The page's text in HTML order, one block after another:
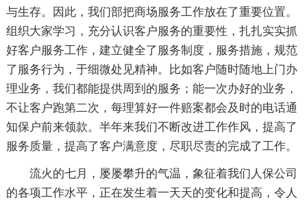
与生存。因此，我们部把商场服务工作放在了重要位置。
组织大家学习，充分认识客户服务的重要性，扎扎实实抓
好客户服务工作，建立健全了服务制度，服务措施，规范
了服务行为，于细微处见精神。比如客户随时随地上门办
理业务，我们都能提供周到的服务；能一次办好的业务，
不让客户跑第二次，每理算好一件赔案都会及时的电话通
知保户前来领款。半年来我们不断改进工作作风，提高了
服务质量，提高了客户满意度，尽职尽责的完成了工作。
流火的七月，屡屡攀升的气温，象征着我们人保公司
的各项工作水平，正在发生着一天天的变化和提高，令人